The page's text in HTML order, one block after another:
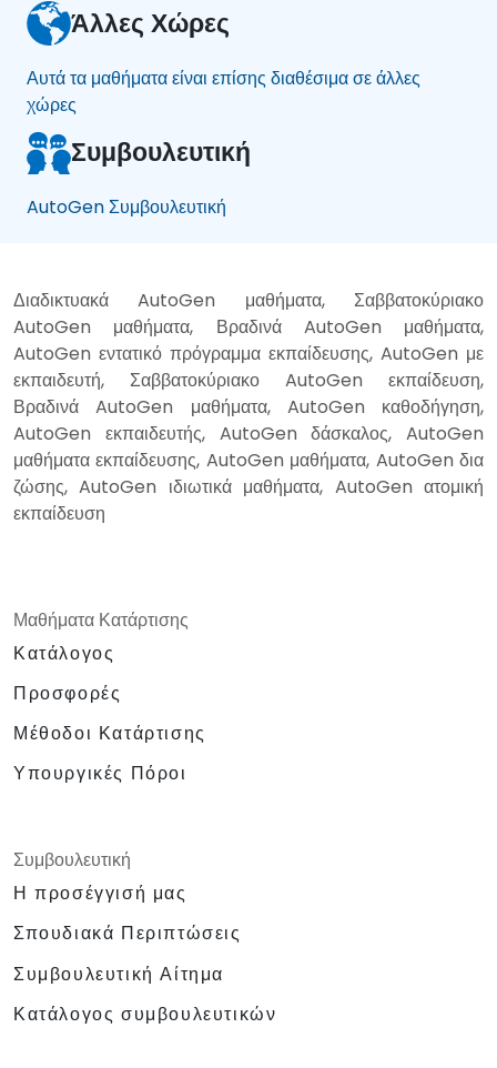
Άλλες Χώρες
Αυτά τα μαθήματα είναι επίσης διαθέσιμα σε άλλες
χώρες
Συμβουλευτική
AutoGen Συμβουλευτική
Διαδικτυακά AutoGen μαθήματα, Σαββατοκύριακο
AutoGen μαθήματα, Βραδινά AutoGen μαθήματα,
AutoGen εντατικό πρόγραμμα εκπαίδευσης, AutoGen με
εκπαιδευτή, Σαββατοκύριακο AutoGen εκπαίδευση,
Βραδινά AutoGen μαθήματα, AutoGen καθοδήγηση,
AutoGen εκπαιδευτής, AutoGen δάσκαλος, AutoGen
μαθήματα εκπαίδευσης, AutoGen μαθήματα, AutoGen δια
ζώσης, AutoGen ιδιωτικά μαθήματα, AutoGen ατομική
εκπαίδευση
Μαθήματα Κατάρτισης
Κατάλογος
Προσφορές
Μέθοδοι Κατάρτισης
Υπουργικές Πόροι
Συμβουλευτική
Η προσέγγισή μας
Σπουδιακά Περιπτώσεις
Συμβουλευτική Αίτημα
Κατάλογος συμβουλευτικών